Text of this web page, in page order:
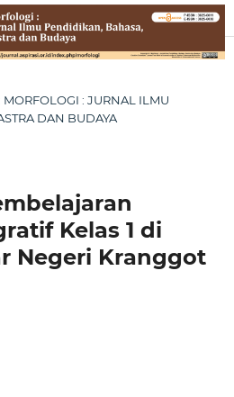
MORFOLOGI : JURNAL ILMU
DAN BUDAYA
Kelas 1 di
Negeri Kranggot